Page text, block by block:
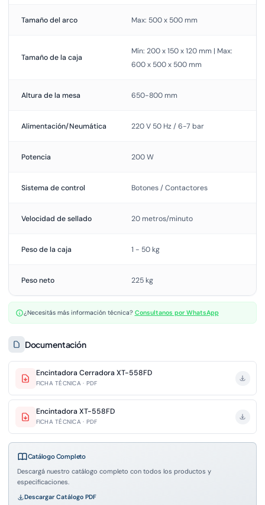
Tamaño del arco Max: 500 x 500 mm
Tamaño de la caja
Mín: 200 x 150 x 120 mm | Max:
600 x 500 x 500 mm
Altura de la mesa 650-800 mm
Alimentación/Neumática 220 V 50 Hz / 6-7 bar
Potencia 200 W
Sistema de control Botones / Contactores
Velocidad de sellado 20 metros/minuto
Peso de la caja 1 - 50 kg
Peso neto 225 kg
¿Necesitás más información técnica? Consultanos por WhatsApp
Documentación
Encintadora Cerradora XT-558FD
FICHA TÉCNICA · PDF
Encintadora XT-558FD
FICHA TÉCNICA · PDF
Catálogo Completo
Descargá nuestro catálogo completo con todos los productos y
especificaciones.
Descargar Catálogo PDF